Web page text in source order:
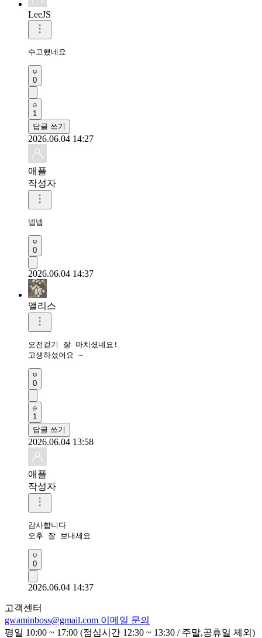
LeeJS
수고했네요
0
1
답글 쓰기
2026.06.04 14:27
애플
작성자
넵넵
0
2026.06.04 14:37
앨리스
오전걷기 잘 마치셨네요!
고생하셨어요 ~
0
1
답글 쓰기
2026.06.04 13:58
애플
작성자
감사합니다
오후 잘 보내세요
0
2026.06.04 14:37
고객센터
gwaminboss@gmail.com 이메일 문의
평일 10:00 ~ 17:00 (점심시간 12:30 ~ 13:30 / 주말,공휴일 제외)